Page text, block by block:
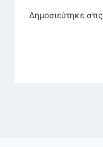
Δημοσιεύτηκε στις